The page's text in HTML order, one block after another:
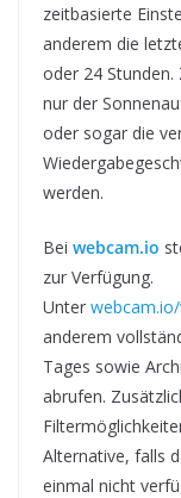
zeitbasierte
anderem die
oder 24 Stunden.
nur der
oder sogar die
werden.
Bei webcam.io
zur Verfügung.
Unter
anderem
Tages sowie
abrufen.
Alternative, falls
einmal nicht